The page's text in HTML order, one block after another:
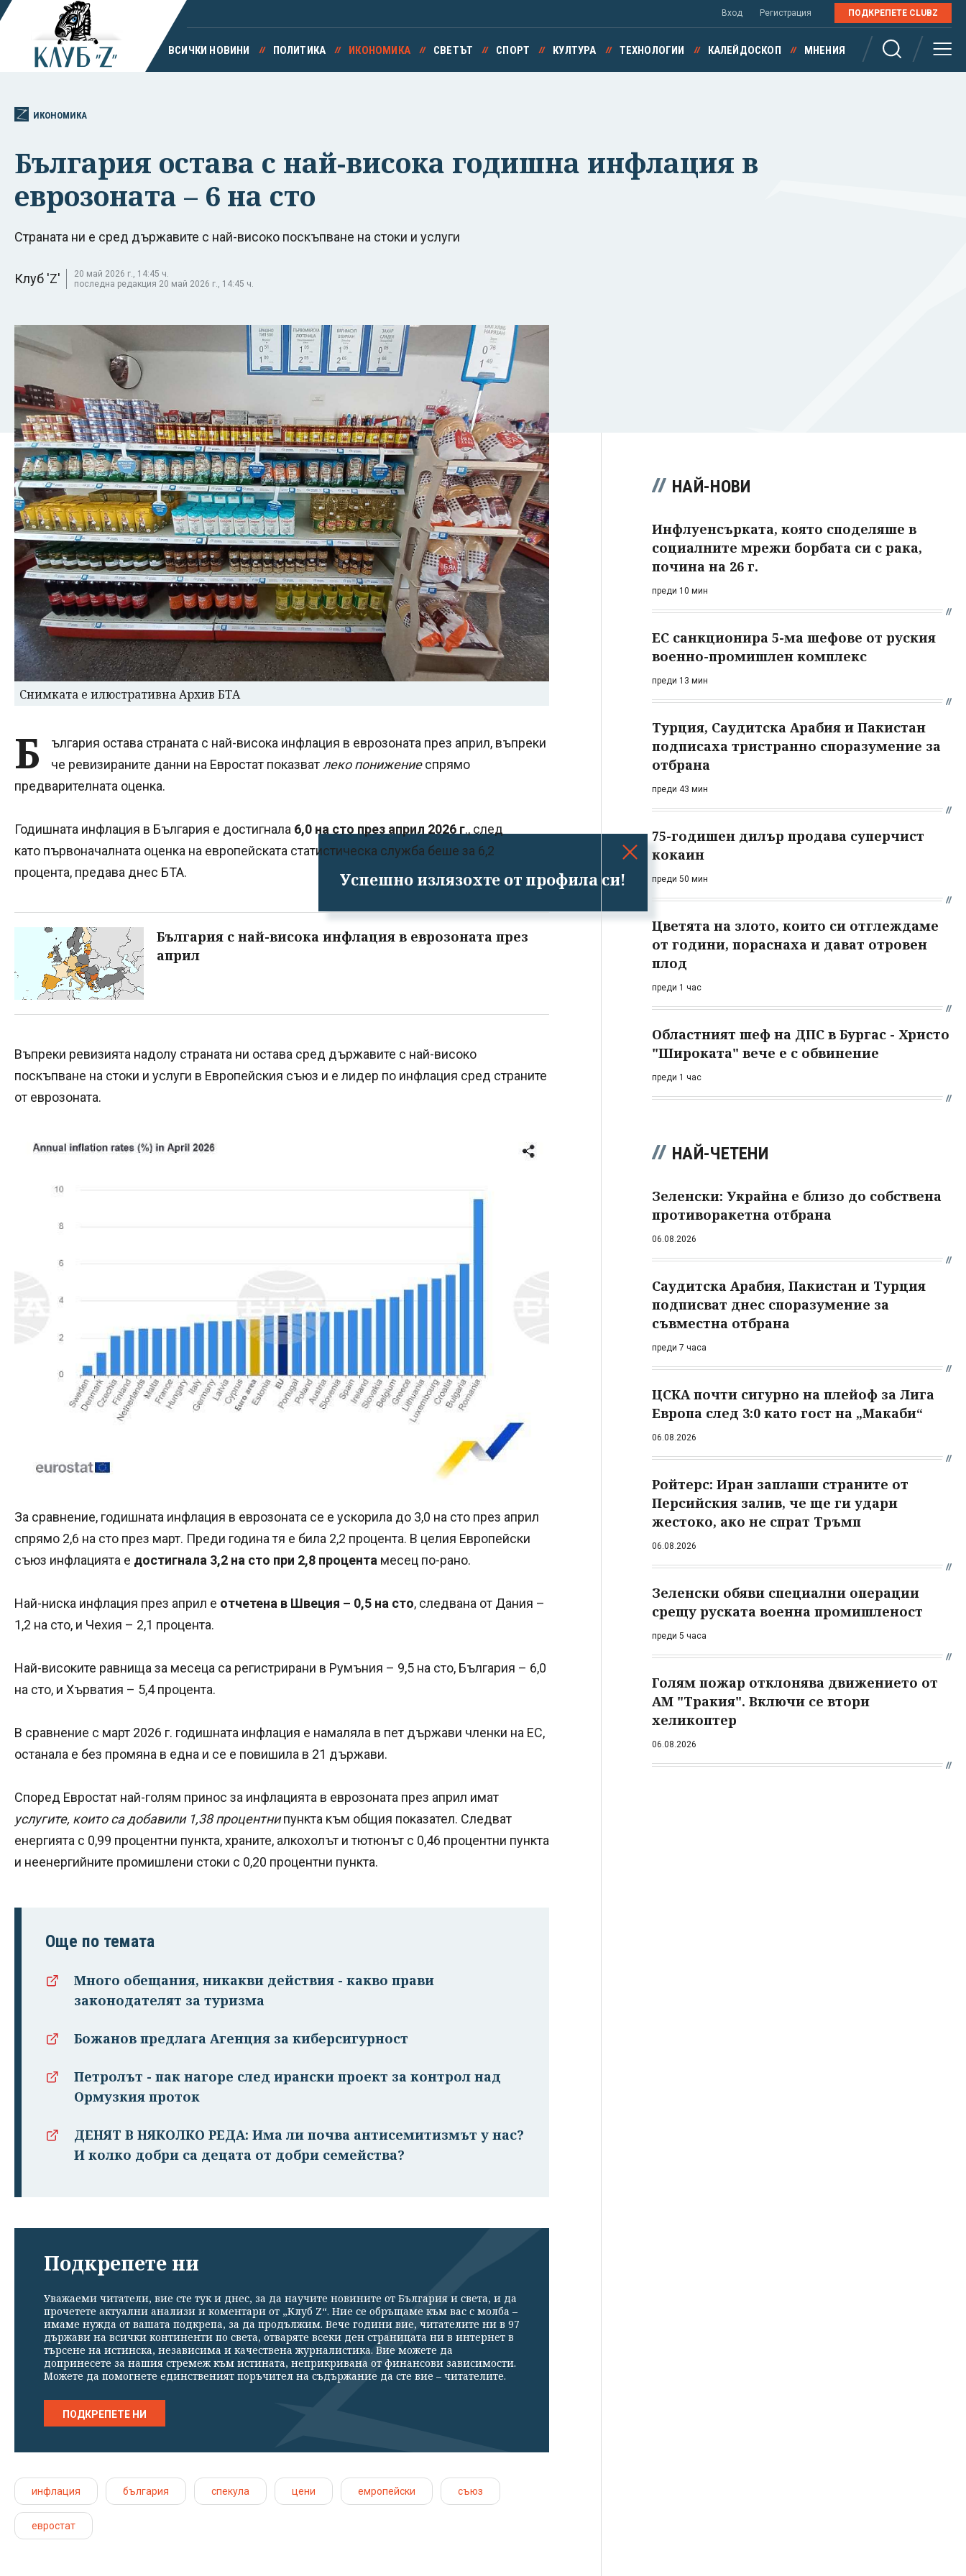
Успешно излязохте от профила си!
Вход Регистрация ПОДКРЕПЕТЕ CLUBZ
ВСИЧКИ НОВИНИ ПОЛИТИКА ИКОНОМИКА СВЕТЪТ СПОРТ КУЛТУРА ТЕХНОЛОГИИ КАЛЕЙДОСКОП МНЕНИЯ
ИКОНОМИКА
България остава с най-висока годишна инфлация в
еврозоната – 6 на сто
Страната ни е сред държавите с най-високо поскъпване на стоки и услуги
Клуб 'Z'
20 май 2026 г., 14:45 ч.
последна редакция 20 май 2026 г., 14:45 ч.
Снимката е илюстративна Архив БТА
Б
ългария остава страната с най-висока инфлация в еврозоната през април, въпреки
че ревизираните данни на Евростат показватлеко понижениеспрямо
предварителната оценка.
Годишната инфлация в България е достигнала 6,0 на сто през април 2026 г., след
като първоначалната оценка на европейската статистическа служба беше за 6,2
процента, предава днес БТА.
България с най-висока инфлация в еврозоната през
април
Въпреки ревизията надолу страната ни остава сред държавите с най-високо
поскъпване на стоки и услуги в Европейския съюз и е лидер по инфлация сред страните
от еврозоната.
За сравнение, годишната инфлация в еврозоната се е ускорила до 3,0 на сто през април
спрямо 2,6 на сто през март. Преди година тя е била 2,2 процента. В целия Европейски
съюз инфлацията е достигнала 3,2 на сто при 2,8 процента месец по-рано.
Най-ниска инфлация през април е отчетена в Швеция – 0,5 на сто, следвана от Дания –
1,2 на сто, и Чехия – 2,1 процента.
Най-високите равнища за месеца са регистрирани в Румъния – 9,5 на сто, България – 6,0
на сто, и Хърватия – 5,4 процента.
В сравнение с март 2026 г. годишната инфлация е намаляла в пет държави членки на ЕС,
останала е без промяна в една и се е повишила в 21 държави.
Според Евростат най-голям принос за инфлацията в еврозоната през април имат
услугите, които са добавили 1,38 процентнипункта към общия показател. Следват
енергията с 0,99 процентни пункта, храните, алкохолът и тютюнът с 0,46 процентни пункта
и неенергийните промишлени стоки с 0,20 процентни пункта.
Още по темата
Много обещания, никакви действия - какво прави
законодателят за туризма
Божанов предлага Агенция за киберсигурност
Петролът - пак нагоре след ирански проект за контрол над
Ормузкия проток
ДЕНЯТ В НЯКОЛКО РЕДА: Има ли почва антисемитизмът у нас?
И колко добри са децата от добри семейства?
Подкрепете ни
Уважаеми читатели, вие сте тук и днес, за да научите новините от България и света, и да
прочетете актуални анализи и коментари от „Клуб Z“. Ние се обръщаме към вас с молба –
имаме нужда от вашата подкрепа, за да продължим. Вече години вие, читателите ни в 97
държави на всички континенти по света, отваряте всеки ден страницата ни в интернет в
търсене на истинска, независима и качествена журналистика. Вие можете да
допринесете за нашия стремеж към истината, неприкривана от финансови зависимости.
Можете да помогнете единственият поръчител на съдържание да сте вие – читателите.
ПОДКРЕПЕТЕ НИ
инфлация българия спекула цени емропейски съюз
евростат
НАЙ-НОВИ
Инфлуенсърката, която споделяше в
социалните мрежи борбата си с рака,
почина на 26 г.
преди 10 мин
ЕС санкционира 5-ма шефове от руския
военно-промишлен комплекс
преди 13 мин
Турция, Саудитска Арабия и Пакистан
подписаха тристранно споразумение за
отбрана
преди 43 мин
75-годишен дилър продава суперчист
кокаин
преди 50 мин
Цветята на злото, които си отглеждаме
от години, пораснаха и дават отровен
плод
преди 1 час
Областният шеф на ДПС в Бургас - Христо
"Широката" вече е с обвинение
преди 1 час
НАЙ-ЧЕТЕНИ
Зеленски: Украйна е близо до собствена
противоракетна отбрана
06.08.2026
Саудитска Арабия, Пакистан и Турция
подписват днес споразумение за
съвместна отбрана
преди 7 часа
ЦСКА почти сигурно на плейоф за Лига
Европа след 3:0 като гост на „Макаби“
06.08.2026
Ройтерс: Иран заплаши страните от
Персийския залив, че ще ги удари
жестоко, ако не спрат Тръмп
06.08.2026
Зеленски обяви специални операции
срещу руската военна промишленост
преди 5 часа
Голям пожар отклонява движението от
АМ "Тракия". Включи се втори
хеликоптер
06.08.2026